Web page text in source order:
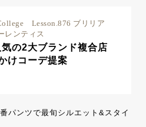
Lesson.876 ブリリア
レンティス
の2大ブランド複合店
けコーデ提案